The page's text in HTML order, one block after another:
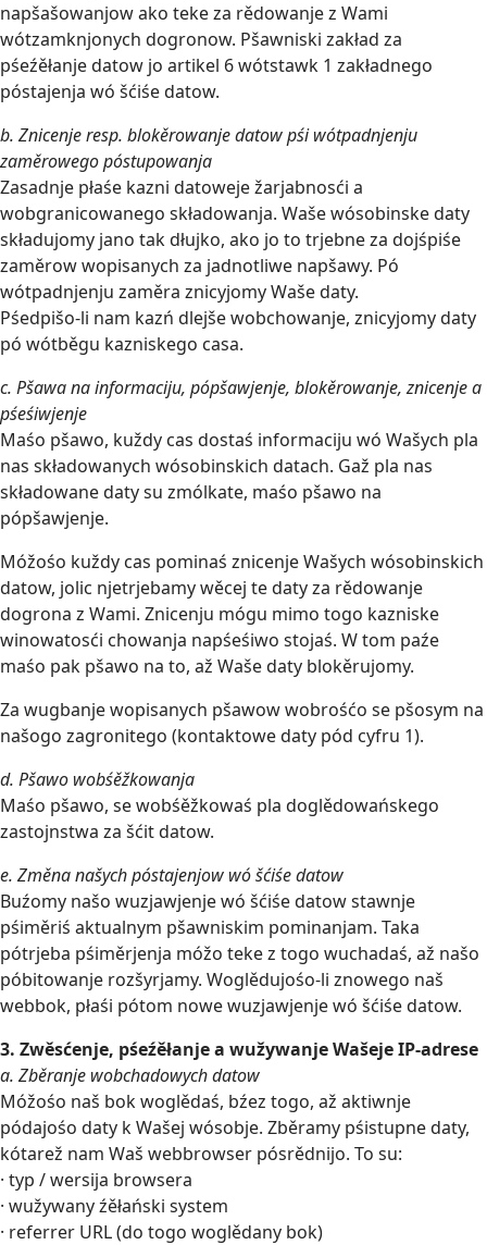
napšašowanjow ako teke za rědowanje z Wami
wótzamknjonych dogronow. Pšawniski zakład za
pśeźěłanje datow jo artikel 6 wótstawk 1 zakładnego
póstajenja wó šćiśe datow.
b. Znicenje resp. blokěrowanje datow pśi wótpadnjenju
zaměrowego póstupowanja
Zasadnje płaśe kazni datoweje žarjabnosći a
wobgranicowanego składowanja. Waše wósobinske daty
składujomy jano tak dłujko, ako jo to trjebne za dojśpiśe
zaměrow wopisanych za jadnotliwe napšawy. Pó
wótpadnjenju zaměra znicyjomy Waše daty.
Pśedpišo-li nam kazń dlejše wobchowanje, znicyjomy daty
pó wótběgu kazniskego casa.
c. Pšawa na informaciju, pópšawjenje, blokěrowanje, znicenje a
pśeśiwjenje
Maśo pšawo, kuždy cas dostaś informaciju wó Wašych pla
nas składowanych wósobinskich datach. Gaž pla nas
składowane daty su zmólkate, maśo pšawo na
pópšawjenje.
Móžośo kuždy cas pominaś znicenje Wašych wósobinskich
datow, jolic njetrjebamy wěcej te daty za rědowanje
dogrona z Wami. Znicenju mógu mimo togo kazniske
winowatosći chowanja napśeśiwo stojaś. W tom paźe
maśo pak pšawo na to, až Waše daty blokěrujomy.
Za wugbanje wopisanych pšawow wobrośćo se pšosym na
našogo zagronitego (kontaktowe daty pód cyfru 1).
d. Pšawo wobśěžkowanja
Maśo pšawo, se wobśěžkowaś pla doglědowańskego
zastojnstwa za šćit datow.
e. Změna našych póstajenjow wó šćiśe datow
Buźomy našo wuzjawjenje wó šćiśe datow stawnje
pśiměriś aktualnym pšawniskim pominanjam. Taka
pótrjeba pśiměrjenja móžo teke z togo wuchadaś, až našo
póbitowanje rozšyrjamy. Woglědujośo-li znowego naš
webbok, płaśi pótom nowe wuzjawjenje wó šćiśe datow.
3. Zwěsćenje, pśeźěłanje a wužywanje Wašeje IP-adrese
a. Zběranje wobchadowych datow
Móžośo naš bok woglědaś, bźez togo, až aktiwnje
pódajośo daty k Wašej wósobje. Zběramy pśistupne daty,
kótarež nam Waš webbrowser pósrědnijo. To su:
· typ / wersija browsera
· wužywany źěłański system
· referrer URL (do togo woglědany bok)